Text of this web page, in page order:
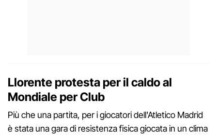
Llorente protesta per il caldo al
Mondiale per Club
Più che una partita, per i giocatori dell'Atletico Madrid
è stata una gara di resistenza fisica giocata in un clima